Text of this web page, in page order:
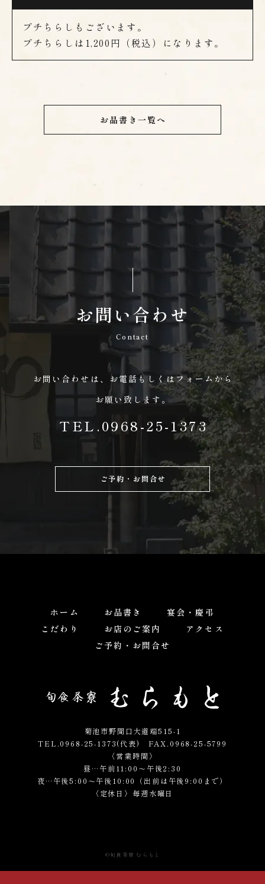
プチちらしもございます。
プチちらしは1,200円（税込）になります。
お品書き一覧へ
お問い合わせ
Contact
お問い合わせは、
お電話もしくはフォームから
お願い致します。
TEL.0968-25-1373
ご予約・お問合せ
ホーム お品書き
宴会・慶弔
こだわり
お店のご案内
アクセス
ご予約・お問合せ
菊池市野間口大道端515-1
TEL.0968-25-1373(代表)
FAX.0968-25-5799
〈営業時間〉
昼…午前11:00～午後2:30
夜…午後5:00～午後10:00（出前は午後9:00まで）
〈定休日〉毎週水曜日
©旬食茶寮 むらもと